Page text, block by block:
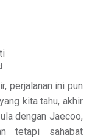
perjalanan ini pun
kita tahu, akhir
dengan Jaecoo,
tetapi sahabat